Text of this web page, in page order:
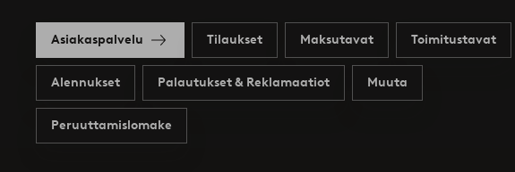
Asiakaspalvelu Tilaukset Maksutavat Toimitustavat
Alennukset Palautukset & Reklamaatiot Muuta
Peruuttamislomake